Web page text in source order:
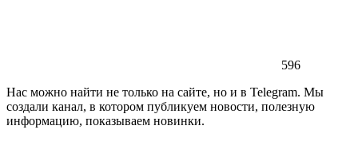
596
Нас можно найти не только на сайте, но и в Telegram. Мы
создали канал, в котором публикуем новости, полезную
информацию, показываем новинки.